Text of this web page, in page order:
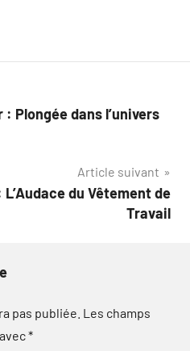
Plongée dans l’univers
Article suivant
du Vêtement de
Travail
pas publiée. Les champs
*